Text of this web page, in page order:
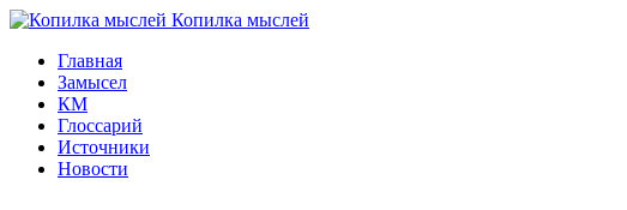
Skip
content
Копилка мыслей
Главная
Замысел
КМ
Глоссарий
Источники
Новости